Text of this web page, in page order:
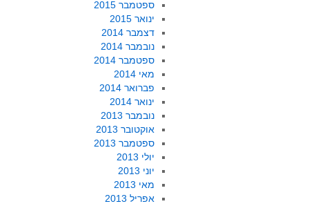
ספטמבר 2015
ינואר 2015
דצמבר 2014
נובמבר 2014
ספטמבר 2014
מאי 2014
פברואר 2014
ינואר 2014
נובמבר 2013
אוקטובר 2013
ספטמבר 2013
יולי 2013
יוני 2013
מאי 2013
אפריל 2013